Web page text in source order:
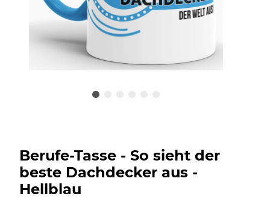
Berufe-Tasse - So sieht der
beste Dachdecker aus -
Hellblau